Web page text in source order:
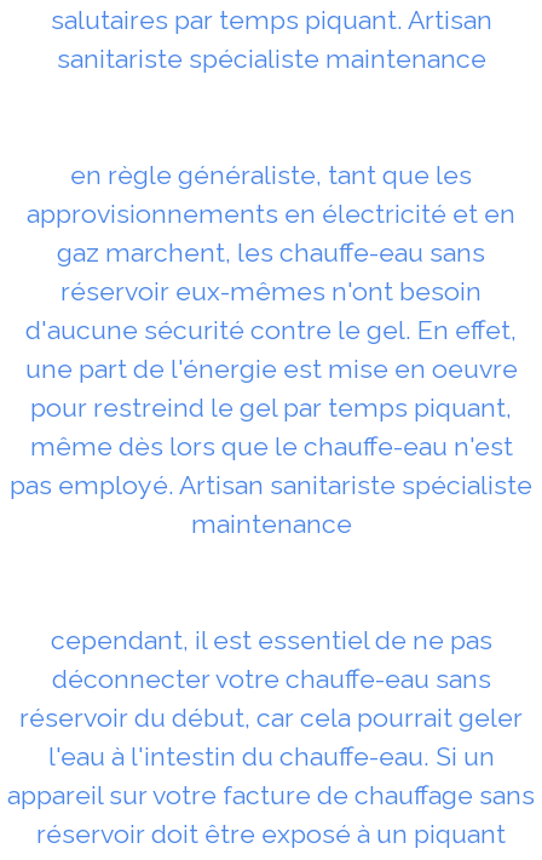
salutaires par temps piquant. Artisan
sanitariste spécialiste maintenance
en règle généraliste, tant que les
approvisionnements en électricité et en
gaz marchent, les chauffe-eau sans
réservoir eux-mêmes n'ont besoin
d'aucune sécurité contre le gel. En effet,
une part de l'énergie est mise en oeuvre
pour restreind le gel par temps piquant,
même dès lors que le chauffe-eau n'est
pas employé. Artisan sanitariste spécialiste
maintenance
cependant, il est essentiel de ne pas
déconnecter votre chauffe-eau sans
réservoir du début, car cela pourrait geler
l'eau à l'intestin du chauffe-eau. Si un
appareil sur votre facture de chauffage sans
réservoir doit être exposé à un piquant